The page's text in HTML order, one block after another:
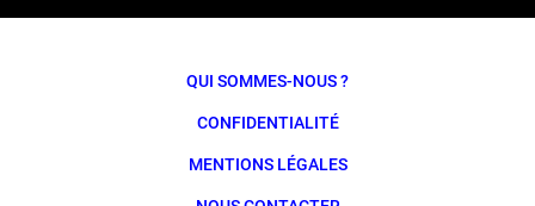
QUI SOMMES-NOUS ?
CONFIDENTIALITÉ
MENTIONS LÉGALES